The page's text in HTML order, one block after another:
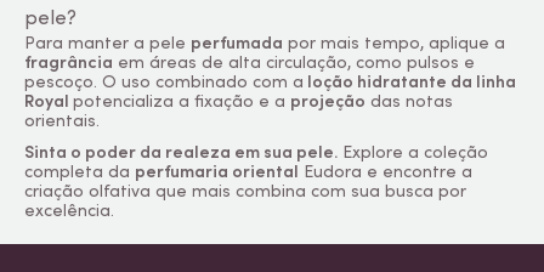
pele?
Para manter a pele perfumada por mais tempo, aplique a
fragrância em áreas de alta circulação, como pulsos e
pescoço. O uso combinado com a loção hidratante da linha
Royalpotencializa a fixação e a projeção das notas
orientais.
Sinta o poder da realeza em sua pele. Explore a coleção
completa da perfumaria oriental Eudora e encontre a
criação olfativa que mais combina com sua busca por
excelência.